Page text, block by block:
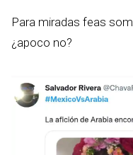
Para miradas feas
¿apoco no?